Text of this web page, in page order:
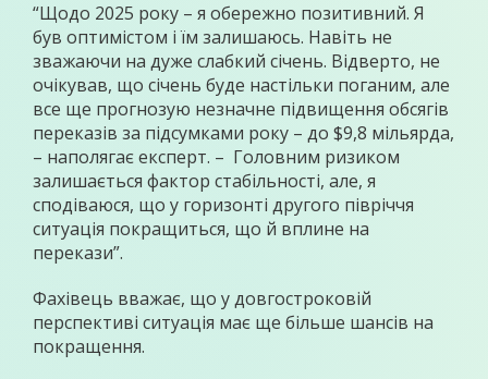
“Щодо 2025 року – я обережно позитивний. Я
був оптимістом і їм залишаюсь. Навіть не
зважаючи на дуже слабкий січень. Відверто, не
очікував, що січень буде настільки поганим, але
все ще прогнозую незначне підвищення обсягів
переказів за підсумками року – до $9,8 мільярда,
– наполягає експерт. – Головним ризиком
залишається фактор стабільності, але, я
сподіваюся, що у горизонті другого півріччя
ситуація покращиться, що й вплине на
перекази”.
Фахівець вважає, що у довгостроковій
перспективі ситуація має ще більше шансів на
покращення.